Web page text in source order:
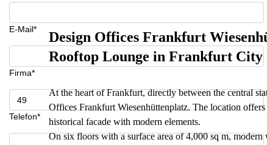
E-Mail*
Firma*
Telefon*
Design Offices Frankfurt
Rooftop Lounge in Frankfurt City
At the heart of Frankfurt, directly between the central
Offices Frankfurt Wiesenhüttenplatz. The location
historical facade with modern elements.
On six floors with a surface area of 4,000 sq m,